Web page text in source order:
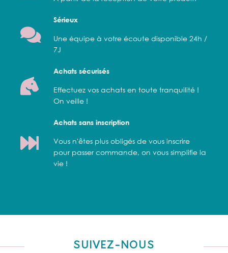
Sérieux
Une équipe à votre écoute disponible 24h /
7J
Achats sécurisés
Effectuez vos achats en toute tranquilité !
On veille !
Achats sans inscription
Vous n'êtes plus obligés de vous inscrire
pour passer commande, on vous simplifie la
vie !
SUIVEZ-NOUS